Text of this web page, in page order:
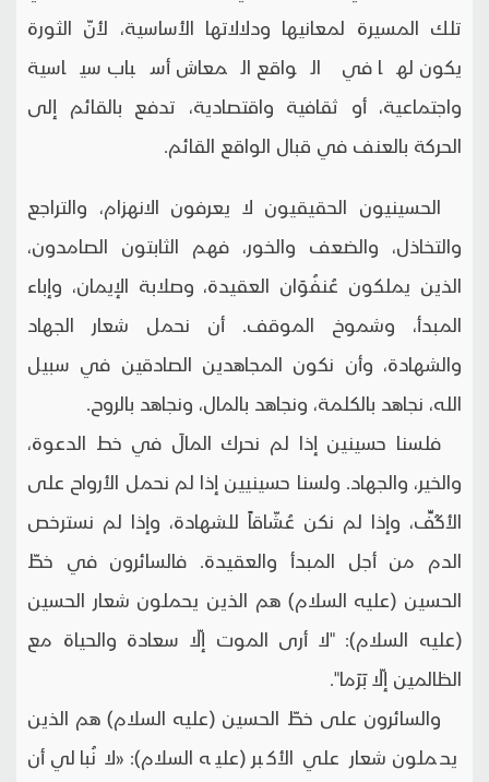
تلك المسيرة لمعانيها ودلالاتها الأساسية، لأنّ الثورة
يكون لها في الواقع المعاش أسباب سياسية
واجتماعية، أو ثقافية واقتصادية، تدفع بالقائم إلى
الحركة بالعنف في قبال الواقع القائم.
الحسينيون الحقيقيون لا يعرفون الانهزام، والتراجع
والتخاذل، والضعف والخور، فهم الثابتون الصامدون،
الذين يملكون عُنفُوَان العقيدة، وصلابة الإيمان، وإباء
المبدأ، وشموخ الموقف. أن نحمل شعار الجهاد
والشهادة، وأن نكون المجاهدين الصادقين في سبيل
الله، نجاهد بالكلمة، ونجاهد بالمال، ونجاهد بالروح.
فلسنا حسينين إذا لم نحرك المالَ في خط الدعوة،
والخير، والجهاد. ولسنا حسينيين إذا لم نحمل الأرواح على
الأكُفِّ، وإذا لم نكن عُشّاقاً للشهادة، وإذا لم نسترخص
الدم من أجل المبدأ والعقيدة. فالسائرون في خطّ
الحسين (عليه السلام) هم الذين يحملون شعار الحسين
(عليه السلام): "لا أرى الموت إلّا سعادة والحياة مع
الظالمين إلّا بَرَما".
والسائرون على خطّ الحسين (عليه السلام) هم الذين
يحملون شعار علي الأكبر (عليه السلام): «لا نُبالي أن